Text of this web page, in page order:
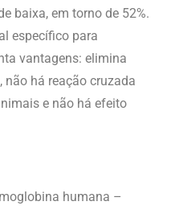
baixa, em torno de 52%.
específico para
vantagens: elimina
não há reação cruzada
e não há efeito
humana –